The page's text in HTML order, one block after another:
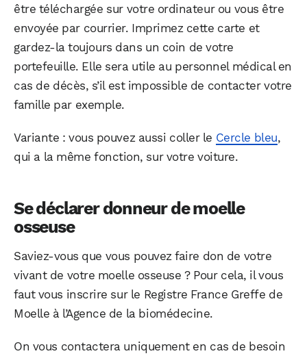
être téléchargée sur votre ordinateur ou vous être
envoyée par courrier. Imprimez cette carte et
gardez-la toujours dans un coin de votre
portefeuille. Elle sera utile au personnel médical en
cas de décès, s’il est impossible de contacter votre
famille par exemple.
Variante : vous pouvez aussi coller le Cercle bleu,
qui a la même fonction, sur votre voiture.
Se déclarer donneur de moelle
osseuse
Saviez-vous que vous pouvez faire don de votre
vivant de votre moelle osseuse ? Pour cela, il vous
faut vous inscrire sur le Registre France Greffe de
Moelle à l’Agence de la biomédecine.
On vous contactera uniquement en cas de besoin